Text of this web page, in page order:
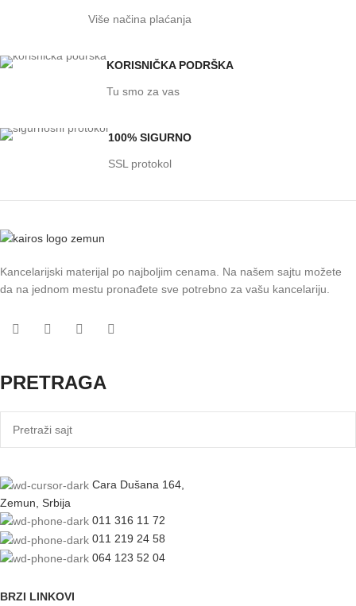
Više načina plaćanja
KORISNIČKA PODRŠKA
Tu smo za vas
100% SIGURNO
SSL protokol
Kancelarijski materijal po najboljim cenama. Na našem sajtu možete
da na jednom mestu pronađete sve potrebno za vašu kancelariju.
PRETRAGA
Cara Dušana 164,
Zemun, Srbija
011 316 11 72
011 219 24 58
064 123 52 04
BRZI LINKOVI